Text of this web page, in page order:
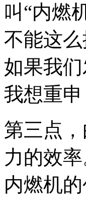
叫“内燃
不能这
如果我
我想重
第三点
力的效
内燃机